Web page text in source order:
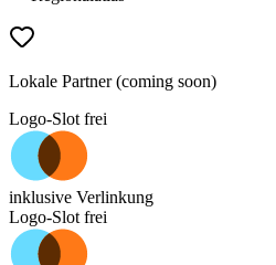
Lokale Partner (coming soon)
Logo-Slot frei
inklusive Verlinkung
Logo-Slot frei